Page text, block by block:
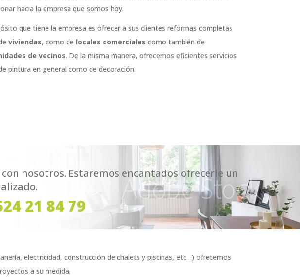
hacia la empresa que somos hoy.
que tiene la empresa es ofrecer a sus clientes reformas completas
viviendas, como de locales comerciales como también de
de vecinos. De la misma manera, ofrecemos eficientes servicios
pintura en general como de decoración.
nosotros. Estaremos encantados ofrecerle un
21 84 79
electricidad, construcción de chalets y piscinas, etc…) ofrecemos
a su medida.